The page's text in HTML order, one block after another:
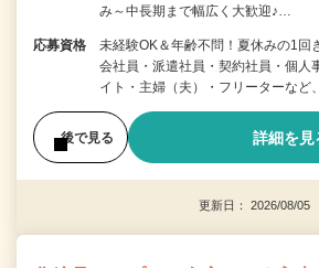
み～中長期まで幅広く大歓迎♪…
応募資格
未経験OK＆年齢不問！夏休みの1
会社員・派遣社員・契約社員・個人
イト・主婦（夫）・フリーターな
後で見る 詳細を見
更新日： 2026/08/